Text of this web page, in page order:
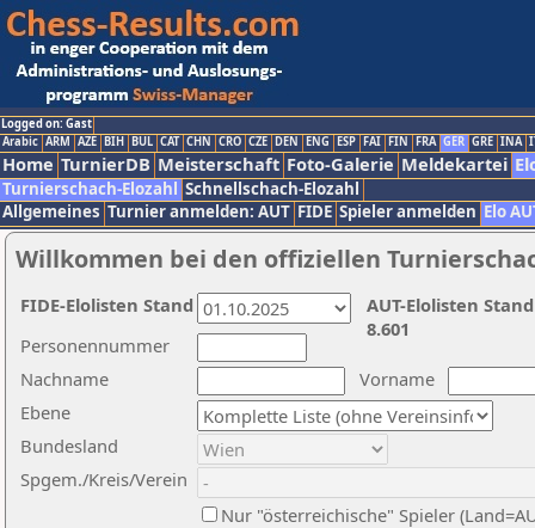
Logged on: Gast
Arabic ARM AZE BIH BUL CAT CHN CRO CZE DEN ENG ESP FAI FIN FRA GER GRE INA
Home TurnierDB Meisterschaft Foto-Galerie Meldekartei
Turnierschach-Elozahl Schnellschach-Elozahl
Allgemeines Turnier anmelden: AUT FIDE Spieler anmelden Elo
Willkommen bei den offiziellen
Nachname
Vorname
Ebene
Personennummer
Bundesland
Spgem./Kreis/Verein
Nur "österreichische" Spieler
AUT-Elolisten
8.601
FIDE-Elolisten Stand